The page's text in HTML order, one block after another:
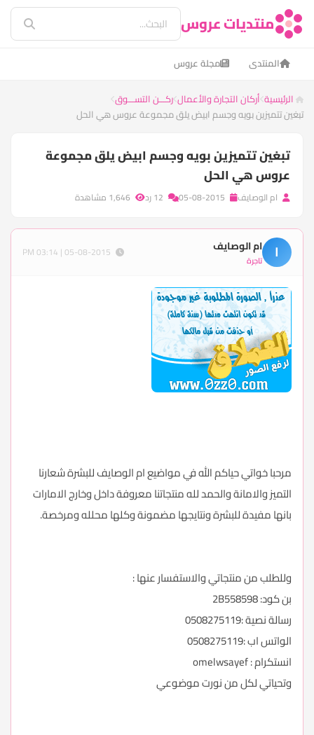
منتديات عروس
المنتدى مجلة عروس
الرئيسية أركان التجارة والأعمال ركـــن التســـوق
تبغين تتميزين بويه وجسم ابيض يلق مجموعة عروس هي الحل
تبغين تتميزين بويه وجسم ابيض يلق مجموعة
عروس هي الحل
ام الوصايف
ا ام الوصايف
تاجرة
مرحبا خواتي حياكم الله في مواضيع ام الوصايف للبشرة شعارنا
التميز والامانة والحمد لله منتجاتنا معروفة داخل وخارج الامارات
بانها مفيدة للبشرة ونتايجها مضمونة وكلها محلله ومرخصة.
وللطلب من منتجاتي والاستفسار عنها :
بن كود: 2B558598
رسالة نصية :0508275119
الواتس اب :0508275119
انستكرام : omelwsayef
وتحياتي لكل من نورت موضوعي